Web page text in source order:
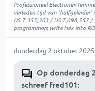
Professioneel
verleden tijd van 'halfgeleider'
US 7,355,303 / US 7,098,557
programmers write Hex into
donderdag 2 oktober
Op donderdag
schreef fred101: